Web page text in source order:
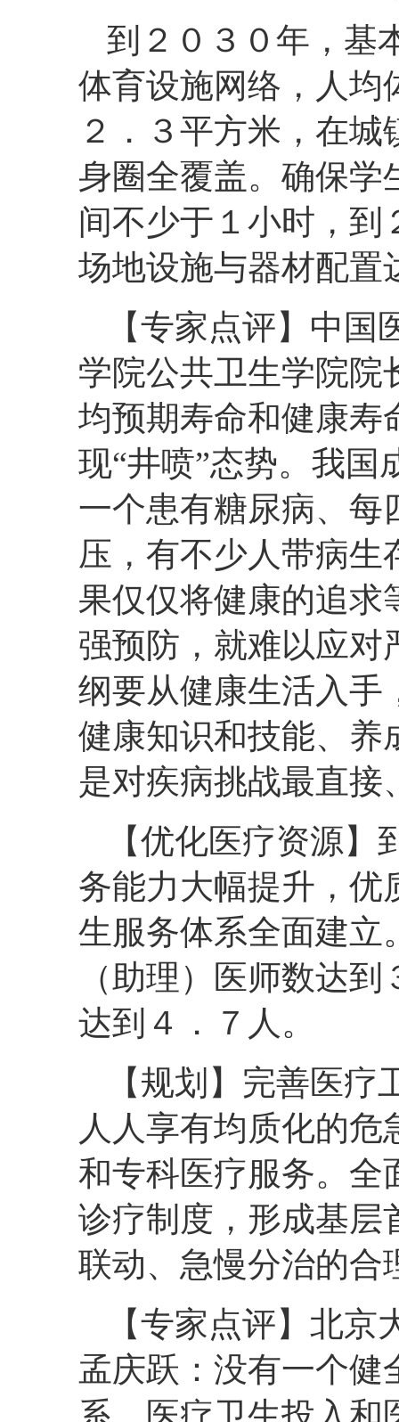
到２０３０年，基
体育设施网络，人均
２．３平方米，在
身圈全覆盖。确保学
间不少于１小时，到
场地设施与器材配置
【专家点评】中
学院公共卫生学院院
均预期寿命和健康寿
现“井喷”态势。我国
一个患有糖尿病、每
压，有不少人带病生
果仅仅将健康的追求
强预防，就难以应对
纲要从健康生活入手
健康知识和技能、养
是对疾病挑战最直接
【优化医疗资源
务能力大幅提升，优
生服务体系全面建立
（助理）医师数达
达到４．７人。
【规划】完善医
人人享有均质化的
和专科医疗服务。全
诊疗制度，形成基层
联动、急慢分治的合
【专家点评】北
孟庆跃：没有一个健